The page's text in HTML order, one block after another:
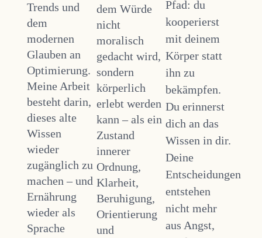
Trends und
dem
modernen
Glauben an
Optimierung.
Meine Arbeit
besteht darin,
dieses alte
Wissen
wieder
zugänglich zu
machen – und
Ernährung
wieder als
Sprache
dem Würde
nicht
moralisch
gedacht wird,
sondern
körperlich
erlebt werden
kann – als ein
Zustand
innerer
Ordnung,
Klarheit,
Beruhigung,
Orientierung
und
Pfad: du
kooperierst
mit deinem
Körper statt
ihn zu
bekämpfen.
Du erinnerst
dich an das
Wissen in dir.
Deine
Entscheidungen
entstehen
nicht mehr
aus Angst,